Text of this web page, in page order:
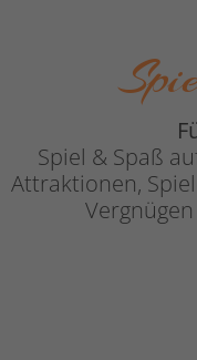
Spiel & Spaß
Attraktionen,